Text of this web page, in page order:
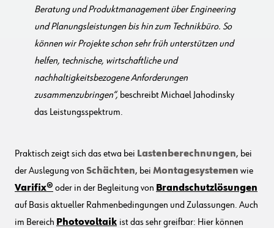
Beratung und Produktmanagement über Engineering
und Planungsleistungen bis hin zum Technikbüro. So
können wir Projekte schon sehr früh unterstützen und
helfen, technische, wirtschaftliche und
nachhaltigkeitsbezogene Anforderungen
zusammenzubringen“, beschreibt Michael Jahodinsky
das Leistungsspektrum.
Praktisch zeigt sich das etwa bei Lastenberechnungen, bei
der Auslegung von Schächten, bei Montagesystemen wie
Varifix® oder in der Begleitung von Brandschutzlösungen
auf Basis aktueller Rahmenbedingungen und Zulassungen. Auch
im Bereich Photovoltaik ist das sehr greifbar: Hier können